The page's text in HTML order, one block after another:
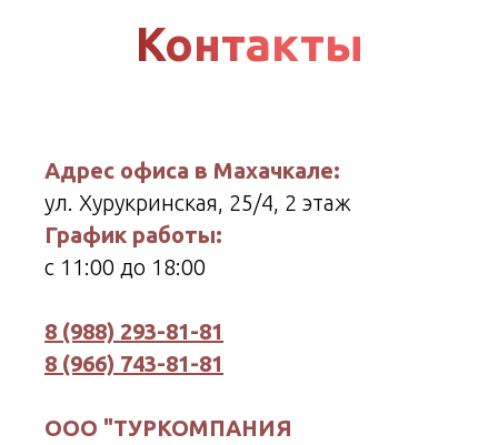
Контакты
Адрес офиса в Махачкале:
ул. Хурукринская, 25/4, 2 этаж
График работы:
с 11:00 до 18:00
8 (988) 293-81-81
8 (966) 743-81-81
ООО "ТУРКОМПАНИЯ